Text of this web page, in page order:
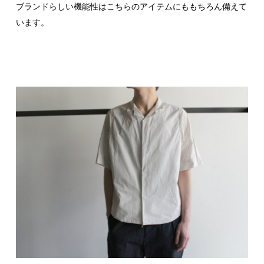
ブランドらしい機能性はこちらのアイテムにももちろん備えて
います。